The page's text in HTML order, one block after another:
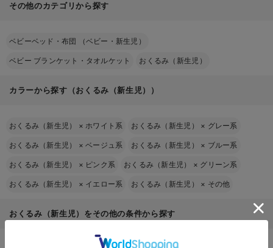
フリース素材
素材 おすすめの季節
フリース 冬の外出時
暖かく、寒い時期のお出かけに
おすすめ
固定タイプ
フ
その他のカテゴリから探す
ベビーベッド・布団 （ベビー・新生児）
ベビー ブランケット・タオルケット おくるみ（新生児）
カラーから探す（おくるみ（新生児））
おくるみ（新生児） ×ホワイト系 おくるみ（新生児） × グレー系
おくるみ（新生児） ×ベージュ系 おくるみ（新生児） × ブルー系
おくるみ（新生児） × ピンク系 おくるみ（新生児） × グリーン系
おくるみ（新生児） × イエロー系 おくるみ（新生児） × その他
おくるみ（新生児）をその他の条件から探す